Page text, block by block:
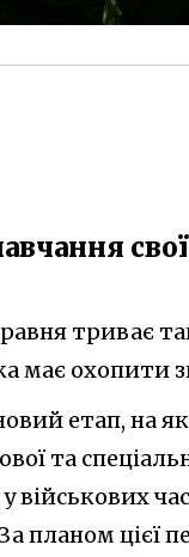
триває
має охопити
етап, на
та
військових
планом цієї